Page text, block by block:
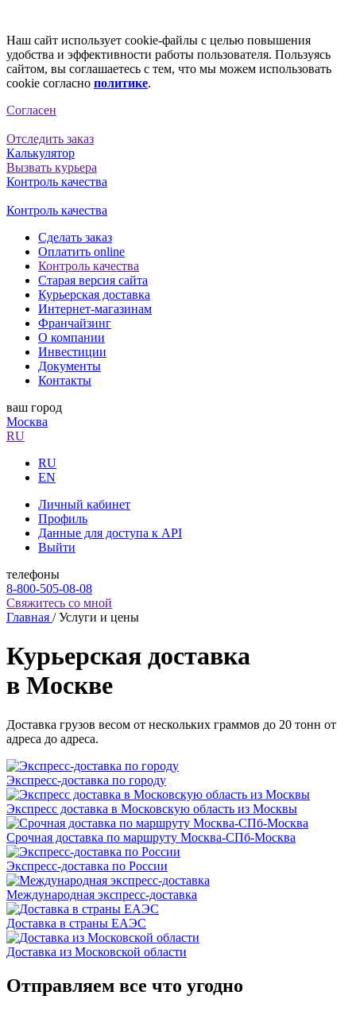
Наш сайт использует cookie-файлы с целью повышения
удобства и эффективности работы пользователя. Пользуясь
сайтом, вы соглашаетесь с тем, что мы можем использовать
cookie согласно политике.
Согласен
Отследить заказ
Калькулятор
Вызвать курьера
Контроль качества
Контроль качества
Сделать заказ
Оплатить online
Контроль качества
Старая версия сайта
Курьерская доставка
Интернет-магазинам
Франчайзинг
О компании
Инвестиции
Документы
Контакты
ваш город
Москва
RU
RU
EN
Личный кабинет
Профиль
Данные для доступа к API
Выйти
телефоны
8-800-505-08-08
Свяжитесь со мной
Главная /Услуги и цены
Курьерская доставка
в Москве
Доставка грузов весом от нескольких граммов до 20 тонн от
адреса до адреса.
Экспресс-доставка по городу
Экспресс доставка в Московскую область из Москвы
Срочная доставка по маршруту Москва-СПб-Москва
Экспресс-доставка по России
Международная экспресс-доставка
Доставка в страны ЕАЭС
Доставка из Московской области
Отправляем все что угодно